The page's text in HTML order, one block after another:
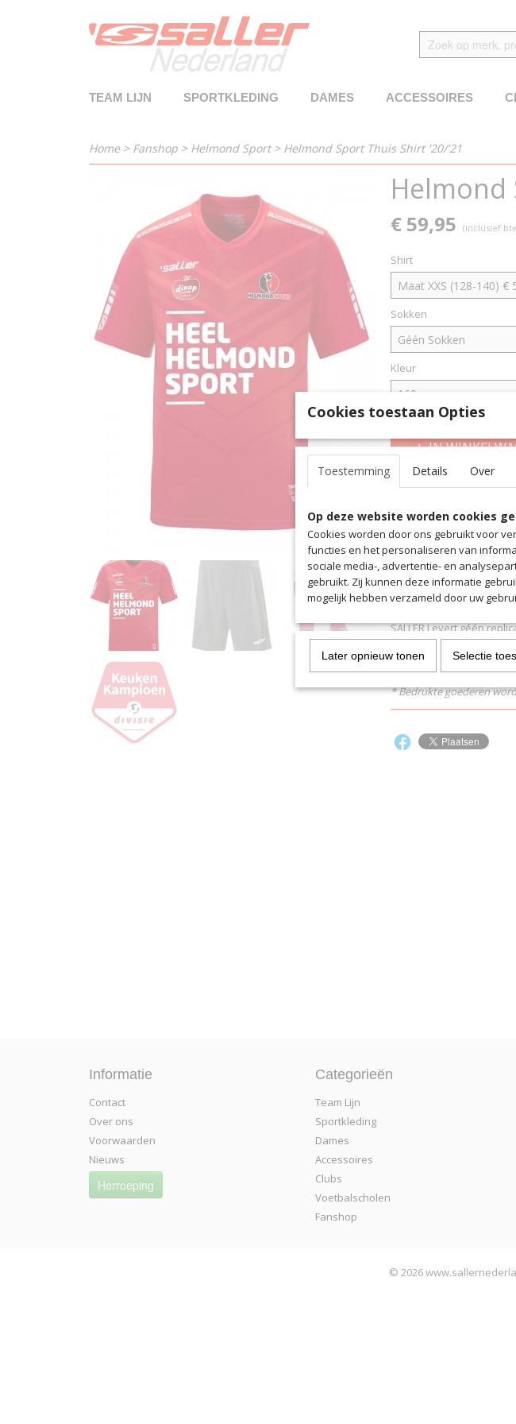
TEAM LIJN SPORTKLEDING DAMES ACCESSOIRES
Home> Fanshop > Helmond Sport> Helmond Sport Thuis Shirt '20/'21
Helmond
€ 59,95 (inclusief
Shirt
Sokken
Kleur
IN
Productcode
EAN code
Productcode leverancier
Omschrijving
Het nieuwe Thuis Shirt
naar het verleden, toen
jaar ook te bestellen met
SALLER Levert géén
spelen. De zwarte thuis
te leveren vanaf maat
* Bedrukte goederen
Informatie
Contact
Over ons
Voorwaarden
Nieuws
Herroeping
Categorieën
Team Lijn
Sportkleding
Dames
Accessoires
Clubs
Voetbalscholen
Fanshop
© 2026
Cookies toestaan Opties
Toestemming Details Over
Op deze website worden cookies
Cookies worden door ons gebruikt voor
functies en het personaliseren van
sociale media-, advertentie- en
gebruikt. Zij kunnen deze informatie
mogelijk hebben verzameld door uw
Later opnieuw tonen Selectie